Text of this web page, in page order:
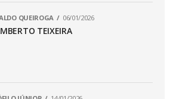
QUEIROGA 06/01/2026
TEIXEIRA